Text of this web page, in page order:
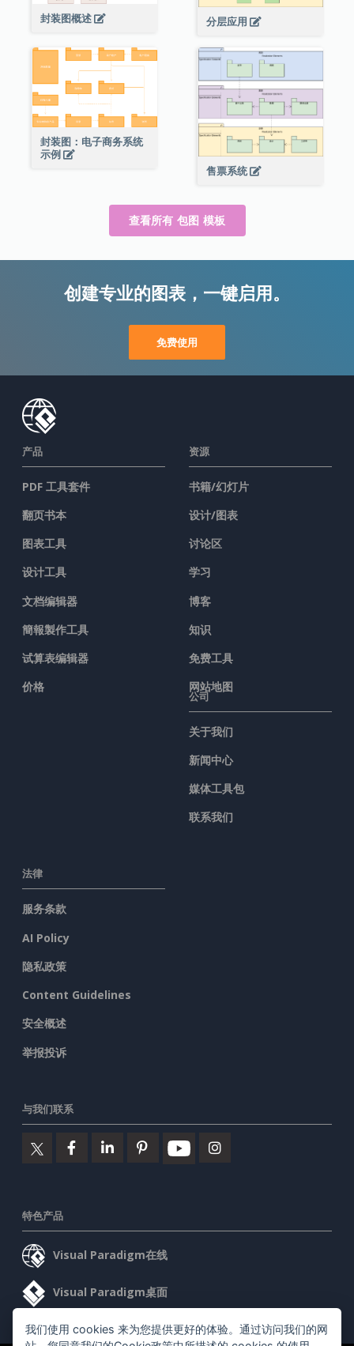
分层应用
封装图概述
封装图：电子商务系统
示例
售票系统
查看所有 包图 模板
创建专业的图表，一键启用。
免费使用
产品
PDF 工具套件
翻页书本
图表工具
设计工具
文档编辑器
簡報製作工具
试算表编辑器
价格
资源
书籍/幻灯片
设计/图表
讨论区
学习
博客
知识
免费工具
网站地图
公司
关于我们
新闻中心
媒体工具包
联系我们
法律
服务条款
AI Policy
隐私政策
Content Guidelines
安全概述
举报投诉
与我们联系
特色产品
Visual Paradigm在线
Visual Paradigm桌面
我们使用 cookies 来为您提供更好的体验。通过访问我们的网